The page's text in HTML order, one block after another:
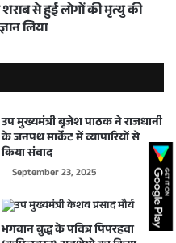
शराब से हुई लोगों की मृत्यु की
लिया
उप मुख्यमंत्री बृजेश पाठक ने राजधानी
के जनपथ मार्केट में व्यापारियों से
किया संवाद
September 23, 2025
भगवान बुद्ध के पवित्र पिपरहवा